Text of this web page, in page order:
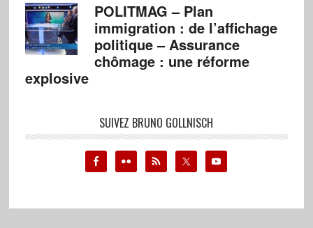
POLITMAG – Plan
immigration : de l’affichage
politique – Assurance
chômage : une réforme
explosive
SUIVEZ BRUNO GOLLNISCH